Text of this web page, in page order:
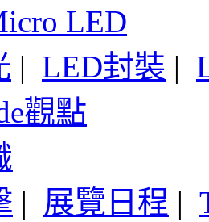
LED
| LED封裝 |
觀點
| 展覽日程 |